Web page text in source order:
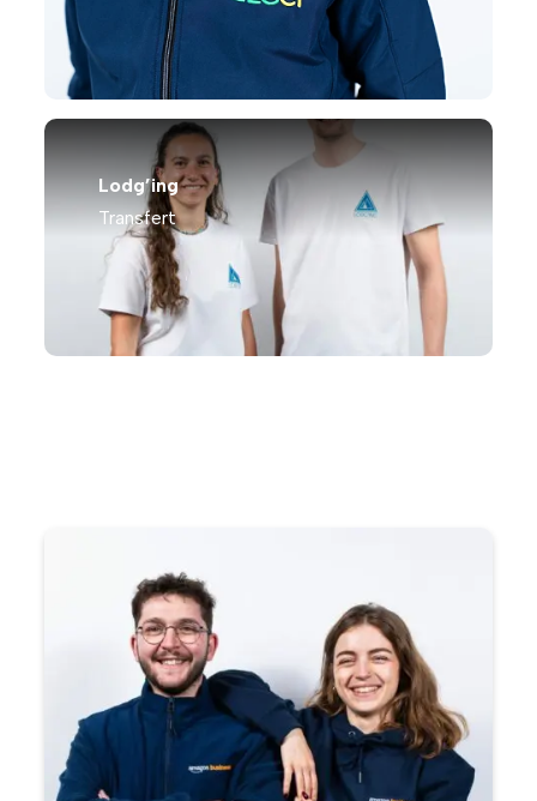
Lodg’ing
Transfert